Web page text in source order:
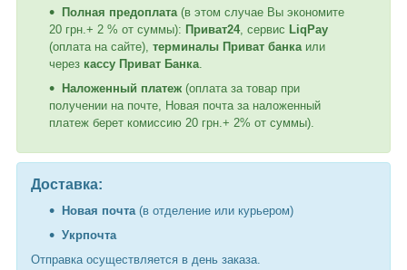
Полная предоплата(в этом случае Вы экономите
20 грн.+ 2 % от суммы): Приват24, сервис LiqPay
(оплата на сайте), терминалы Приват банкаили
через кассу Приват Банка.
Наложенный платеж (оплата за товар при
получении на почте, Новая почта за наложенный
платеж берет комиссию 20 грн.+ 2% от суммы).
Доставка:
Новая почта (в отделение или курьером)
Укрпочта
Отправка осуществляется в день заказа.